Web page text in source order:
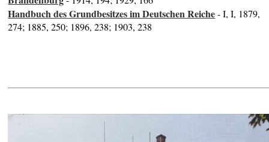
Handbuch des Grundbesitzes im Deutschen Reiche- I, I, 1879,
274; 1885, 250; 1896, 238; 1903, 238